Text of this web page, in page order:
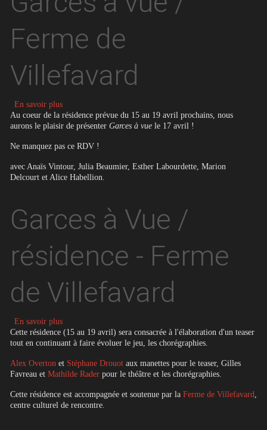
Ferme de
Villefavard
En savoir plussur Garces à vue / Ferme de Villefavard
Au coeur de la résidence prévue du 15 au 19 avril prochains, nous
aurons le plaisir de présenter Garces à vue le 17 avril !
Ne manquez pas ce RDV !
avec Anaïs Vintour, Julia Beaumier, Esther Labourdette, Marion
Delcourt et Alice Habellion.
Garces à Vue /
résidence - Ferme
de Villefavard
En savoir plussur Garces à Vue / résidence - Ferme de Villefavard
Cette résidence (15 au 19 avril) sera consacrée à l'élaboration d'un teaser
tout en continuant à faire évoluer le jeu, les chorégraphies.
Alex Overton et Stéphane Drouot aux manettes pour le teaser, Gilles
Favreau et Mathilde Rader pour le théâtre et les chorégraphies.
Cette résidence est accompagnée et soutenue par la Ferme de Villefavard,
centre culturel de rencontre.